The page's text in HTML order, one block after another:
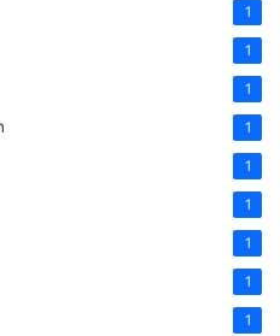
1
1
1
1
1
1
1
1
1